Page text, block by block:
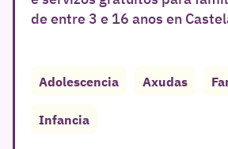
de entre 3 e 16 anos en
Adolescencia Axudas
Infancia